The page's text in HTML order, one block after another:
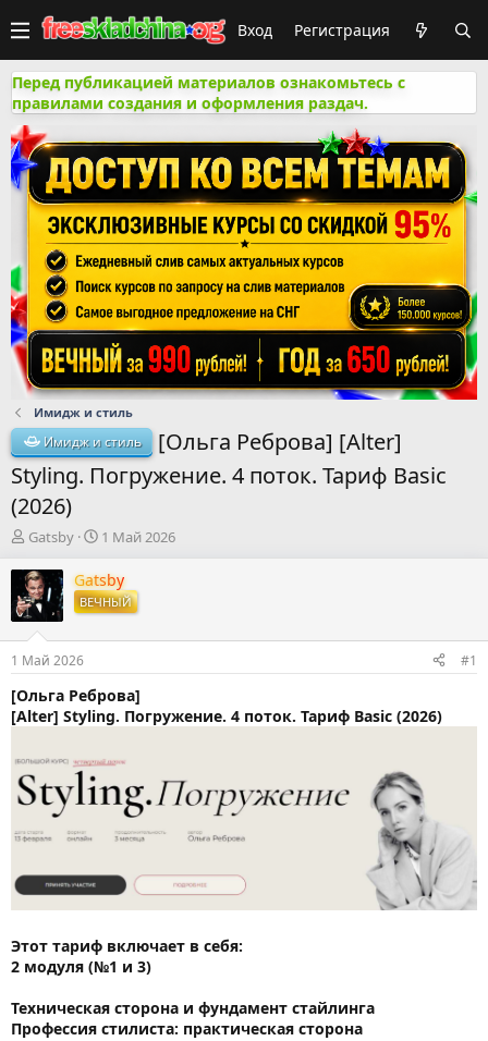
Вход Регистрация
Перед публикацией материалов ознакомьтесь с
правилами создания и оформления раздач.
Имидж и стиль
Имидж и стиль
[Ольга Реброва] [Alter]
Styling. Погружение. 4 поток. Тариф Basic
(2026)
А
т
о
р
т
е
м
ы
Gatsby
Д
т
а
н
а
л
а
1 Май 2026
Gatsby
ВЕЧНЫЙ
1 Май 2026 #1
[Ольга Реброва]
[Alter] Styling. Погружение. 4 поток. Тариф Basic (2026)
Этот тариф включает в себя:
2 модуля (№1 и 3)
Техническая сторона и фундамент стайлинга
Профессия стилиста: практическая сторона